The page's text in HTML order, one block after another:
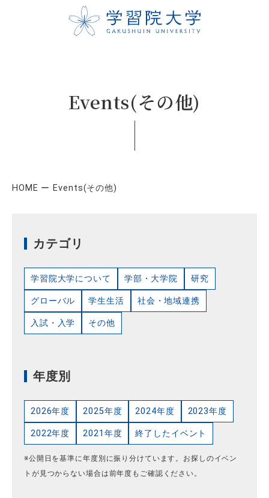
Events(その他)
HOME Events(その他)
カテゴリ
学習院大学について 学部・大学院 研究
グローバル 学生生活 社会・地域連携
入試・入学 その他
年度別
2026年度 2025年度 2024年度 2023年度
2022年度 2021年度 終了したイベント
※公開日を基準に年度別に振り分けています。お探しのイベン
トが見つからない場合は前年度もご確認ください。